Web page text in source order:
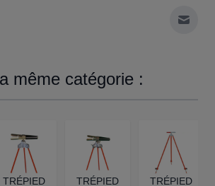
même catégorie :
TRÉPIED
TRÉPIED
TRÉPIED